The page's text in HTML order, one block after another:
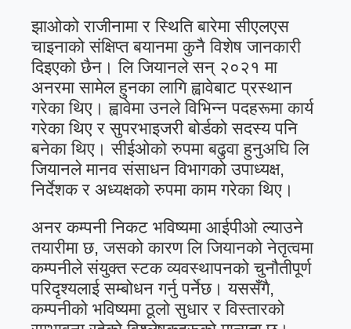
झाओको राजीनामा र स्थिति बारेमा सीएलएस
चाइनाको संक्षिप्त बयानमा कुनै विशेष जानकारी
दिइएको छैन। लि जियानले सन् २०२१ मा
अनरमा सामेल हुनका लागि ह्वावेबाट प्रस्थान
गरेका थिए। ह्वावेमा उनले विभिन्न पदहरूमा कार्य
गरेका थिए र सुपरभाइजरी बोर्डको सदस्य पनि
बनेका थिए। सीईओको रुपमा बढुवा हुनुअघि लि
जियानले मानव संसाधन विभागको उपाध्यक्ष,
निर्देशक र अध्यक्षको रुपमा काम गरेका थिए।
अनर कम्पनी निकट भविष्यमा आईपीओ ल्याउने
तयारीमा छ, जसको कारण लि जियानको नेतृत्वमा
कम्पनीले संयुक्त स्टक व्यवस्थापनको चुनौतीपूर्ण
परिदृश्यलाई सम्बोधन गर्नु पर्नेछ। यससँगै,
कम्पनीको भविष्यमा ठूलो सुधार र विस्तारको